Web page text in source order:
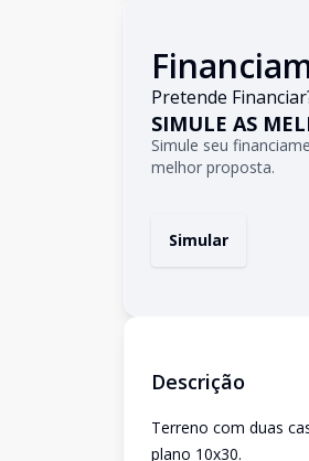
Pretende
SIMULE AS
Simule seu
melhor proposta.
Simular
Descrição
Terreno com duas
plano 10x30.